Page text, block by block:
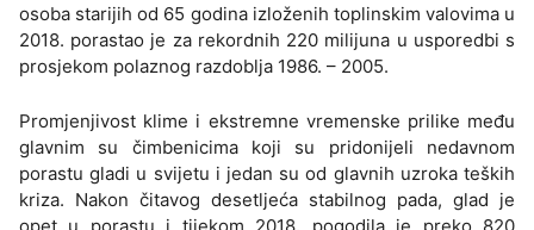
osoba starijih od 65 godina izloženih toplinskim valovima u
2018. porastao je za rekordnih 220 milijuna u usporedbi s
prosjekom polaznog razdoblja 1986. – 2005.
Promjenjivost klime i ekstremne vremenske prilike među
glavnim su čimbenicima koji su pridonijeli nedavnom
porastu gladi u svijetu i jedan su od glavnih uzroka teških
kriza. Nakon čitavog desetljeća stabilnog pada, glad je